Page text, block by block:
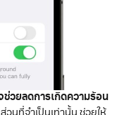
วยลดการเกิดความร้อน